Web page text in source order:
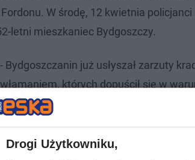
W środę, 12 kwietnia
letni mieszkaniec Bydgoszczy.
- Bydgoszczanin już usłyszał zarzuty
włamaniem, których dopuścił się w
musi liczyć się z surowszymi
Drogi Użytkowniku,